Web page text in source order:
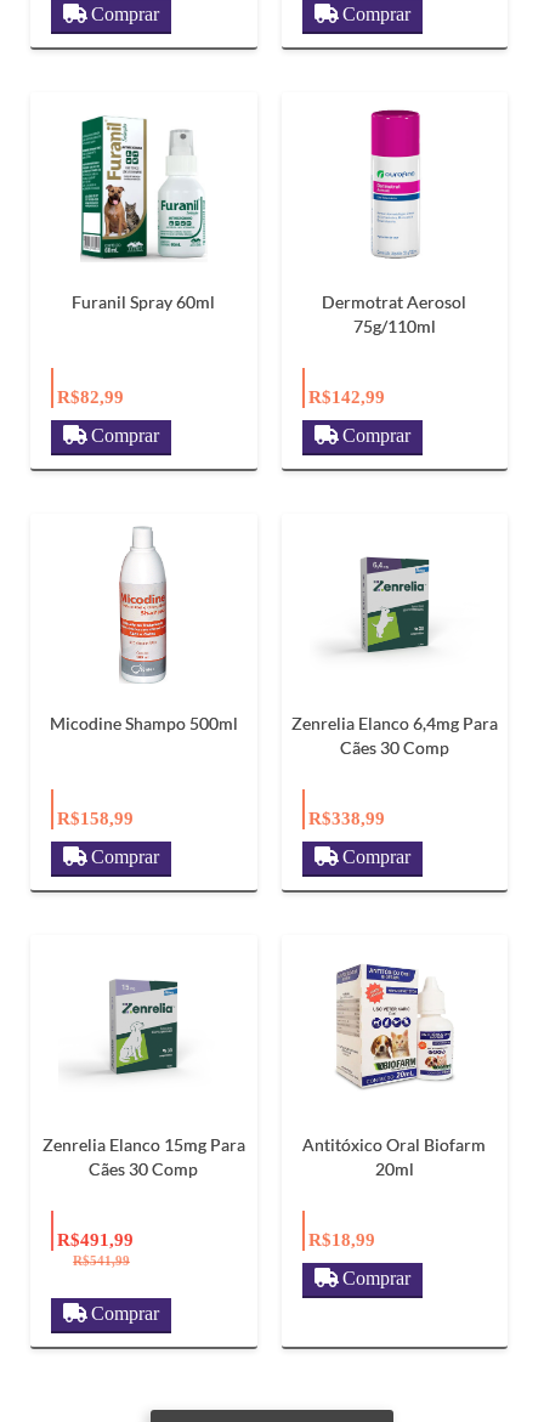
Comprar
Comprar
Furanil Spray 60ml
R$82,99
Comprar
Dermotrat Aerosol
75g/110ml
R$142,99
Comprar
Micodine Shampo 500ml
R$158,99
Comprar
Zenrelia Elanco 6,4mg Para
Cães 30 Comp
R$338,99
Comprar
Zenrelia Elanco 15mg Para
Cães 30 Comp
R$491,99
R$541,99
Comprar
Antitóxico Oral Biofarm
20ml
R$18,99
Comprar